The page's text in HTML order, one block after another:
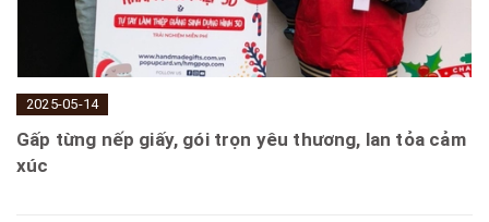
2025-05-14
Gấp từng nếp giấy, gói trọn yêu thương, lan tỏa cảm
xúc